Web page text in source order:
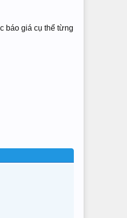
báo giá cụ thể từng